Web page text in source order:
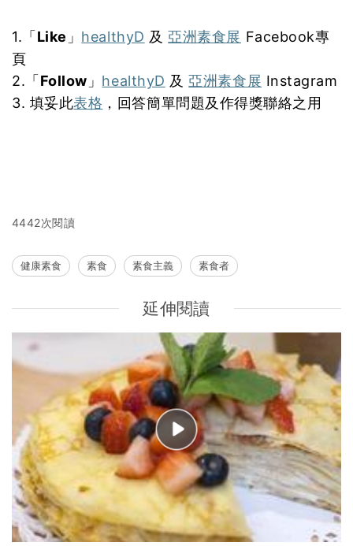
1.「Like 」 healthyD 及亞洲素食展 Facebook專
頁
2.「Follow 」 healthyD 及亞洲素食展 Instagram
3. 填妥此表格 ，回答簡單問題及作得獎聯絡之用
4442次閱讀
健康素食 素食 素食主義 素食者
延伸閱讀